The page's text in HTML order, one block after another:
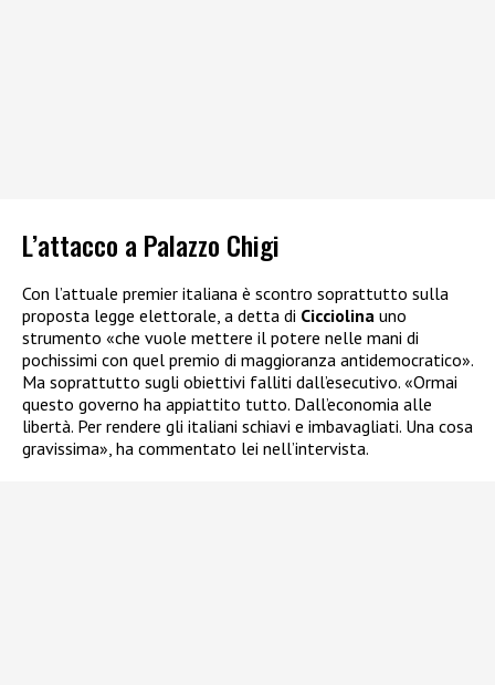
L’attacco a Palazzo Chigi
Con l’attuale premier italiana è scontro soprattutto sulla
proposta legge elettorale, a detta di Cicciolina uno
strumento «che vuole mettere il potere nelle mani di
pochissimi con quel premio di maggioranza antidemocratico».
Ma soprattutto sugli obiettivi falliti dall’esecutivo. «Ormai
questo governo ha appiattito tutto. Dall’economia alle
libertà. Per rendere gli italiani schiavi e imbavagliati. Una cosa
gravissima», ha commentato lei nell’intervista.